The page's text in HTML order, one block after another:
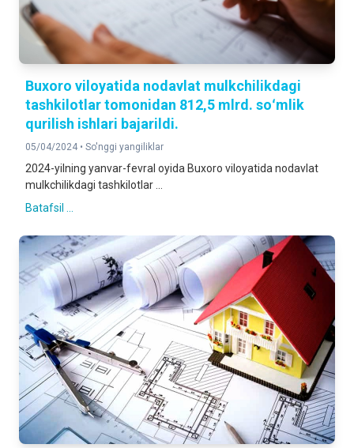
Buxoro viloyatida nodavlat mulkchilikdagi
tashkilotlar tomonidan 812,5 mlrd. soʻmlik
qurilish ishlari bajarildi.
05/04/2024 • So'nggi yangiliklar
2024-yilning yanvar-fevral oyida Buxoro viloyatida nodavlat
mulkchilikdagi tashkilotlar ...
Batafsil ...